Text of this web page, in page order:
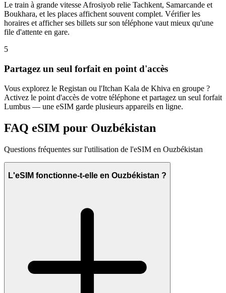
Le train à grande vitesse Afrosiyob relie Tachkent, Samarcande et
Boukhara, et les places affichent souvent complet. Vérifier les
horaires et afficher ses billets sur son téléphone vaut mieux qu'une
file d'attente en gare.
5
Partagez un seul forfait en point d'accès
Vous explorez le Registan ou l'Itchan Kala de Khiva en groupe ?
Activez le point d'accès de votre téléphone et partagez un seul forfait
Lumbus — une eSIM garde plusieurs appareils en ligne.
FAQ eSIM pour Ouzbékistan
Questions fréquentes sur l'utilisation de l'eSIM en Ouzbékistan
L'eSIM fonctionne-t-elle en Ouzbékistan ?